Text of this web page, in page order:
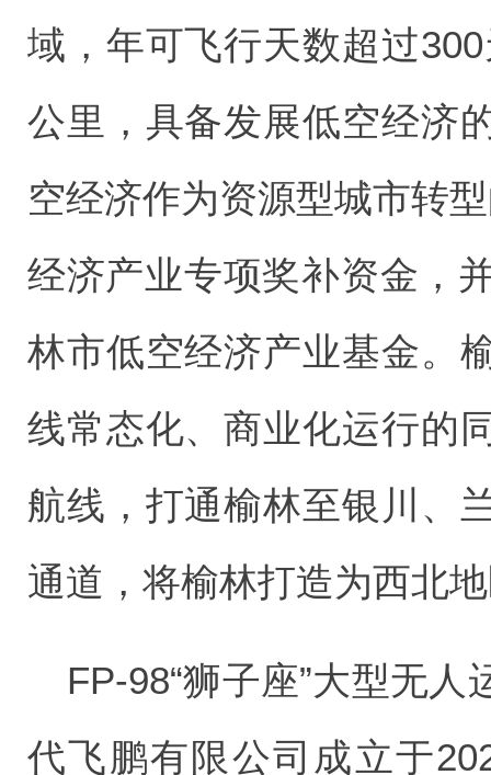
域，年可飞行天数超过
公里，具备发展低空经济
空经济作为资源型城市转
经济产业专项奖补资金，
林市低空经济产业基金。
线常态化、商业化运行的
航线，打通榆林至银川、
通道，将榆林打造为西北
FP-98“狮子座”大型无
代飞鹏有限公司成立于